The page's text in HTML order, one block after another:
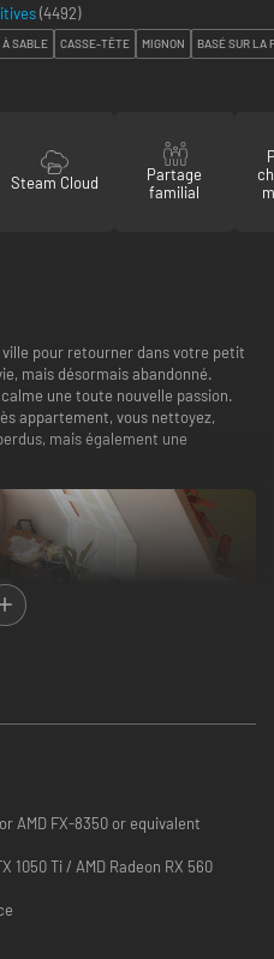
(4492)
À SABLE CASSE-TÊTE MIGNON BASÉ SUR LA
Steam Cloud
Partage
familial
pour retourner dans votre petit
mais désormais abandonné.
une toute nouvelle passion.
appartement, vous nettoyez,
mais également une
compte à rebours, de score, de
que vous, vos outils et le plaisir
Que vous soyez
le papier peint parfait ou placer
est ce sentiment de
AMD FX-8350 or equivalent
1050 Ti / AMD Radeon RX 560